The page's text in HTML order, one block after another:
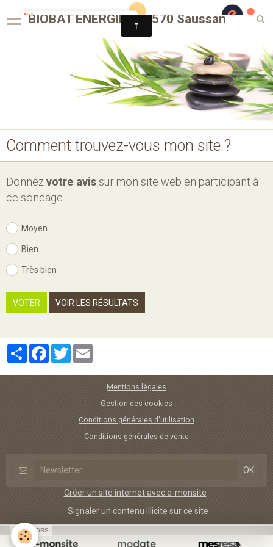
BIOBAT ENERGIES 34570 Saussan
Votre compte
Pompe à chaleur Climatisation
Ventilation
Contact
Comment trouvez-vous mon site ?
Donnez votre avissur mon site web en participant à
ce sondage.
Moyen
Bien
Très bien
VOTER VOIR LES RÉSULTATS
PartagerFacebook
Twitter
Mentions légales
Gestion des cookies
Conditions générales d'utilisation
Conditions générales de vente
Créer un site internet avec e-monsite
Signaler un contenu illicite sur ce site
SPONSORS